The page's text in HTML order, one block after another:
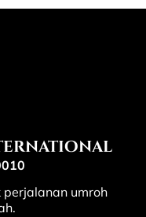
perjalanan umroh